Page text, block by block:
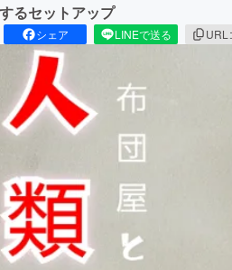
るセットアップ
シェア LINEで送る URL